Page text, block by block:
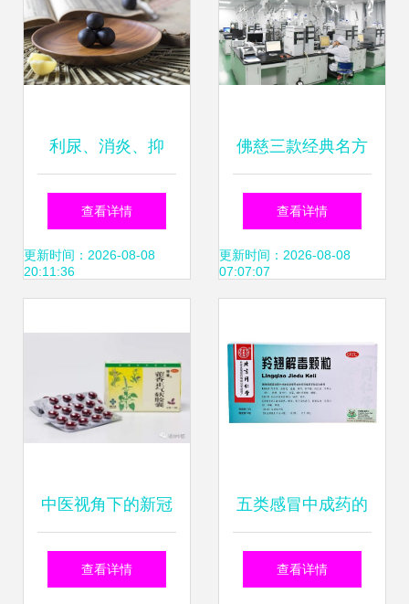
利尿、消炎、抑
菌、调节免疫——
4种尿路感染常用
查看详情
更新时间：2026-08-08
20:11:36
佛慈三款经典名方
获乌兹别克斯坦注
册证 中药国际化再
查看详情
更新时间：2026-08-08
07:07:07
中医视角下的新冠
肺炎 中成药防治经
查看详情
五类感冒中成药的
使用禁忌与用药注
查看详情